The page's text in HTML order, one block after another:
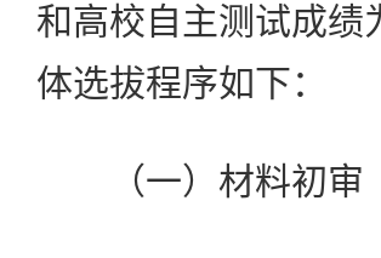
和高校自主测试成绩
体选拔程序如下：
（一）材料初审